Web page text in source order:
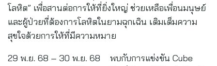
โลหิต” เพื่อสานต่อการให้ที่ยิ่งใหญ่ ช่วยเหลือเพื่อนมนุษย์
และผู้ป่วยที่ต้องการโลหิตในยามฉุกเฉิน เติมเต็มความ
สุขใจด้วยการให้ที่มีความหมาย
29 พ.ย. 68 – 30 พ.ย. 68 พบกับการแข่งขัน Cube